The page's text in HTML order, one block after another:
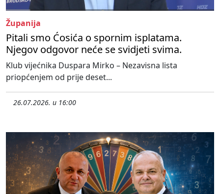
Županija
Pitali smo Ćosića o spornim isplatama.
Njegov odgovor neće se svidjeti svima.
Klub vijećnika Duspara Mirko – Nezavisna lista
priopćenjem od prije deset...
26.07.2026. u 16:00